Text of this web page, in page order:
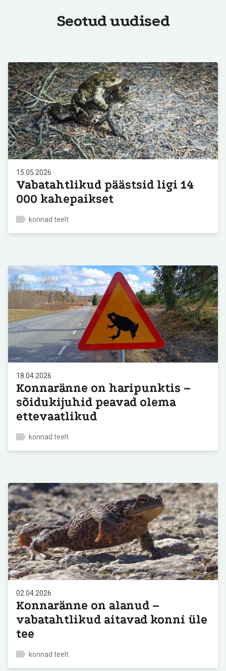
Seotud uudised
15.05.2026
Vabatahtlikud päästsid ligi 14
000 kahepaikset
konnad teelt
18.04.2026
Konnaränne on haripunktis –
sõidukijuhid peavad olema
ettevaatlikud
konnad teelt
02.04.2026
Konnaränne on alanud –
vabatahtlikud aitavad konni üle
tee
konnad teelt